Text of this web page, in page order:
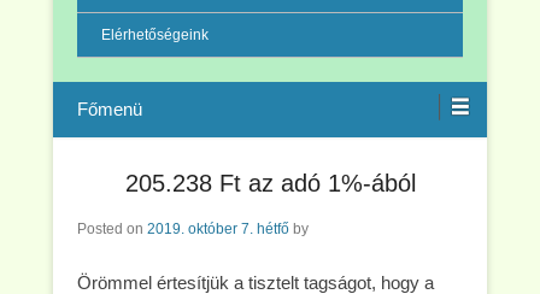
Elérhetőségeink
Menu
205.238 Ft az adó 1%-ából
Posted on 2019. október 7. hétfő by
Örömmel értesítjük a tisztelt tagságot, hogy a